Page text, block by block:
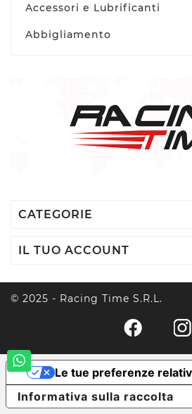
Accessori e Lubrificanti
Abbigliamento
CATEGORIE
IL TUO ACCOUNT
© 2025 - Racing Time S.r.l.
Informativa sulla raccolta
Le tue preferenze